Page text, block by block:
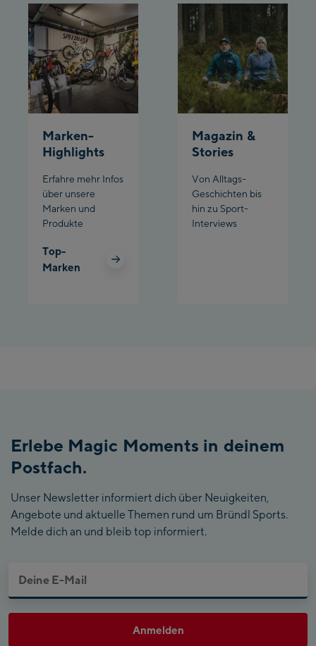
Schladming:
Planet Planai
Charly Kahr
Marken-
Highlights
Erfahre mehr Infos
über unsere
Marken und
Produkte
Top-
Marken
Magazin &
Stories
Von Alltags-
Geschichten bis
hin zu Sport-
Interviews
Erlebe Magic Moments in deinem
Postfach.
Unser Newsletter informiert dich über Neuigkeiten,
Angebote und aktuelle Themen rund um Bründl Sports.
Melde dich an und bleib top informiert.
Anmelden